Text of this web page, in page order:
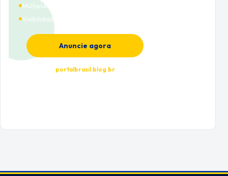
Múltiplas categorias
Visibilidade premium
Anuncie agora
portalbrasil.blog.br